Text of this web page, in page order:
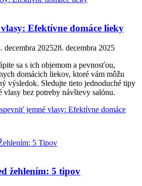
Efektívne domáce lieky
decembra 202528. decembra 2025
sa s ich objemom a pevnosťou,
domácich liekov, ktoré vám môžu
výsledok. Sledujte tieto jednoduché tipy
vlasy bez potreby návštevy salónu.
jemné vlasy: Efektívne domáce
žehlením: 5 tipov